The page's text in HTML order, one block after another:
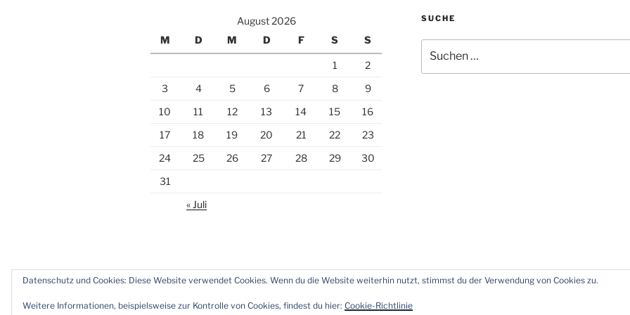
August 2026
M
D M D F S S
1
2
3
4 5 6 7 8
9
10
11 12 13 14 15
16
17
18 19 20 21 22
23
24
25 26 27 28 29
30
31
« Juli
SUCHE
nach:
Zeiten
und
mich
Datenschutz und Cookies: Diese Website verwendet Cookies. Wenn du die Website weiterhin nutzt, stimmst du der Verwendung von Cookies zu.
Weitere Informationen, beispielsweise zur Kontrolle von Cookies, findest du hier: Cookie-Richtlinie